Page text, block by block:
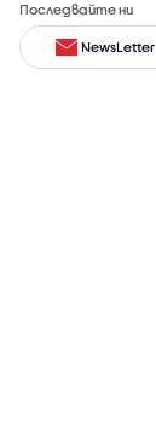
Последвайте ни
NewsLetter